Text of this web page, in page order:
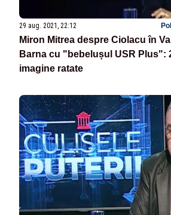
29 aug. 2021, 22:12
Miron Mitrea despre Ciolacu în
Barna cu "bebelușul USR Plus":
imagine ratate